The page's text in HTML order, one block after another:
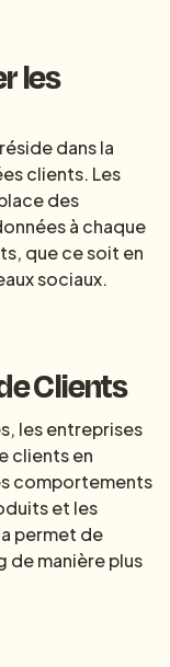
les
dans la
clients. Les
des
à chaque
que ce soit en
sociaux.
Clients
les entreprises
clients en
comportements
et les
permet de
de manière plus